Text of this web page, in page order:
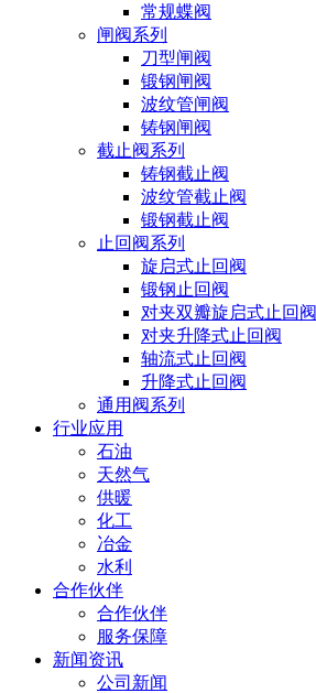
常规蝶阀
闸阀系列
刀型闸阀
锻钢闸阀
波纹管闸阀
铸钢闸阀
截止阀系列
铸钢截止阀
波纹管截止阀
锻钢截止阀
止回阀系列
旋启式止回阀
锻钢止回阀
对夹双瓣旋启式止回阀
对夹升降式止回阀
轴流式止回阀
升降式止回阀
通用阀系列
行业应用
石油
天然气
供暖
化工
冶金
水利
合作伙伴
合作伙伴
服务保障
新闻资讯
公司新闻